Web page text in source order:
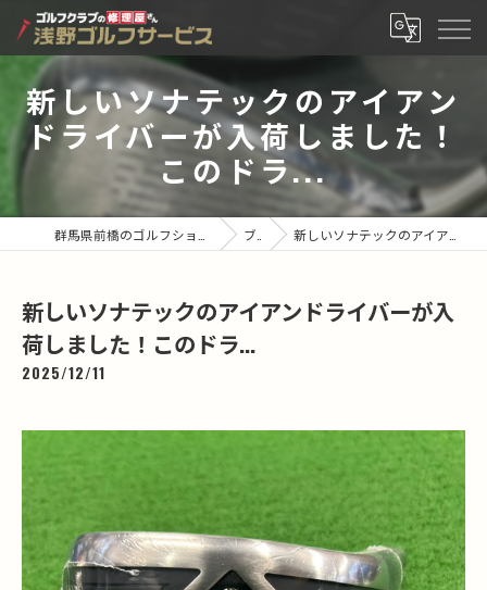
新しいソナテックのアイアン
ドライバーが入荷しました！
このドラ...
ブログ 新しいソナテックのアイアンドライバーが入荷しました！このドラ...
新しいソナテックのアイアンドライバーが入
荷しました！このドラ...
2025/12/11